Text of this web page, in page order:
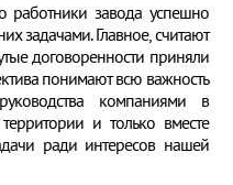
работники завода успешно
задачами. Главное, считают
договоренности приняли
понимают всю важность
компаниями в
и только вместе
ради интересов нашей